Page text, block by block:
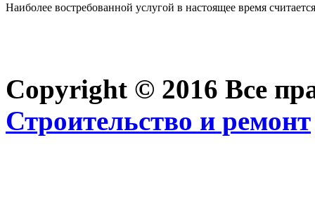
Наиболее востребованной услугой в настоящее время
Copyright © 2016 Все
Строительство и ремонт